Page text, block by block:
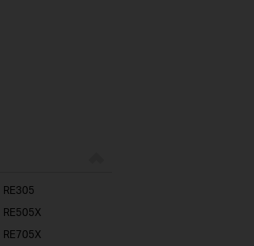
RE305
RE505X
RE705X